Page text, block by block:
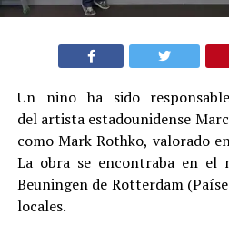
Un niño ha sido
del artista estadounidense
como Mark Rothko, valorado
La obra se encontraba en el
Beuningen de Rotterdam
locales.